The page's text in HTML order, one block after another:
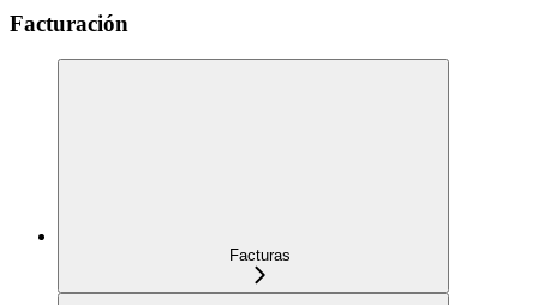
Facturación
Facturas